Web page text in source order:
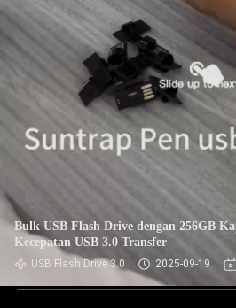
Bulk USB Flash Drive dengan 256GB
Kecepatan USB 3.0 Transfer
USB Flash Drive 3.0 2025-09-19